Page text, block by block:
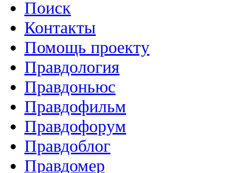
Поиск
Контакты
Помощь проекту
Правдология
Правдоньюс
Правдофильм
Правдофорум
Правдоблог
Правдомер